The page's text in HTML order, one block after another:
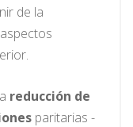
de la
reducción de
paritarias -